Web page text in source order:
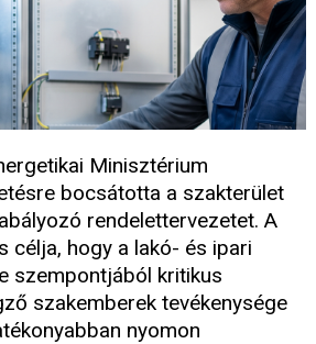
Minisztérium
bocsátotta a szakterület
rendelettervezetet. A
célja, hogy a lakó- és ipari
szempontjából kritikus
szakemberek tevékenysége
nyomon